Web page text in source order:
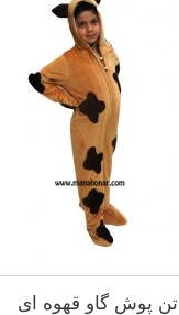
تن پوش گاو قهوه ای